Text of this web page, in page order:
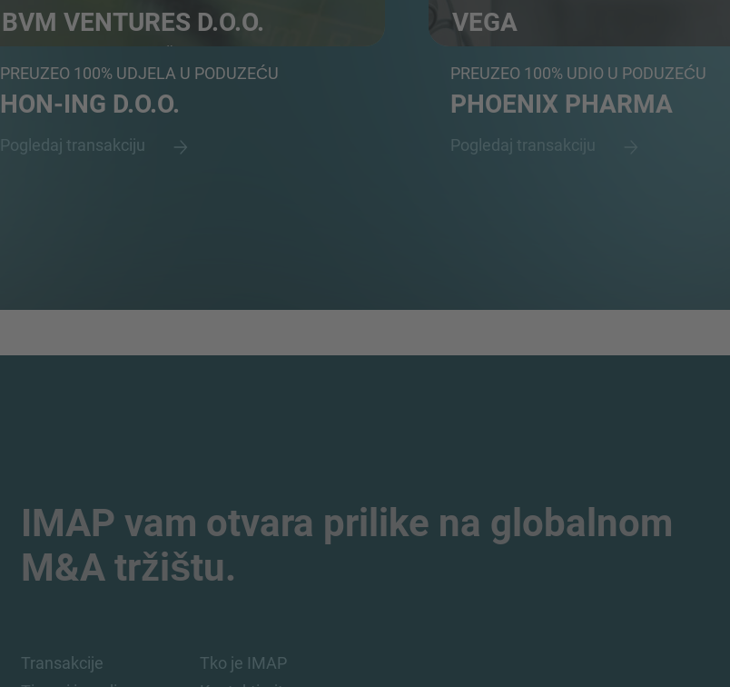
BVM VENTURES D.O.O.
Hrvatsko investicijsko društvo s investicijama u pro...
PREUZEO 100% UDJELA U PODUZEĆU
HON-ING D.O.O.
Pogledaj transakciju
VEGA
Veleprodajni distributer lijekova i
PREUZEO 100% UDIO U PODUZEĆU
PHOENIX PHARMA
Pogledaj transakciju
IMAP vam otvara prilike na globalnom
M&A tržištu.
Transakcije
Tko je IMAP